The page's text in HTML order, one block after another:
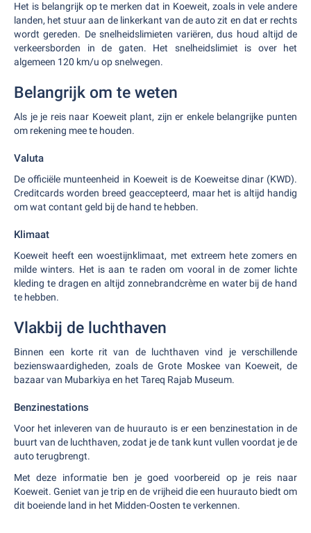
Het is belangrijk op te merken dat in Koeweit, zoals in vele andere
landen, het stuur aan de linkerkant van de auto zit en dat er rechts
wordt gereden. De snelheidslimieten variëren, dus houd altijd de
verkeersborden in de gaten. Het snelheidslimiet is over het
algemeen 120 km/u op snelwegen.
Belangrijk om te weten
Als je je reis naar Koeweit plant, zijn er enkele belangrijke punten
om rekening mee te houden.
Valuta
De officiële munteenheid in Koeweit is de Koeweitse dinar (KWD).
Creditcards worden breed geaccepteerd, maar het is altijd handig
om wat contant geld bij de hand te hebben.
Klimaat
Koeweit heeft een woestijnklimaat, met extreem hete zomers en
milde winters. Het is aan te raden om vooral in de zomer lichte
kleding te dragen en altijd zonnebrandcrème en water bij de hand
te hebben.
Vlakbij de luchthaven
Binnen een korte rit van de luchthaven vind je verschillende
bezienswaardigheden, zoals de Grote Moskee van Koeweit, de
bazaar van Mubarkiya en het Tareq Rajab Museum.
Benzinestations
Voor het inleveren van de huurauto is er een benzinestation in de
buurt van de luchthaven, zodat je de tank kunt vullen voordat je de
auto terugbrengt.
Met deze informatie ben je goed voorbereid op je reis naar
Koeweit. Geniet van je trip en de vrijheid die een huurauto biedt om
dit boeiende land in het Midden-Oosten te verkennen.